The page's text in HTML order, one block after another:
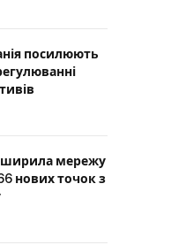
посилюють
мережу
нових точок з